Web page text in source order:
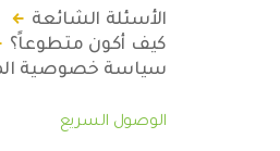
الأسئلة الشائعة
كيف أكون متطوعاً؟
سياسة خصوصية
الوصول السريع